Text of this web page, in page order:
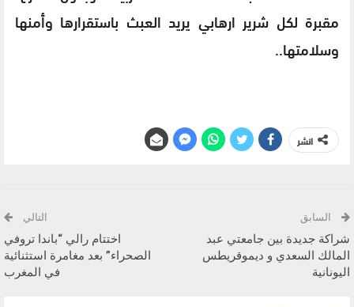
مقبرة لكل شرير ارهابي يريد العبث باستقرارها وأمنها
وسلامتها..
انشر
السابق
شراكة جديدة بين جامعتي عبد
المالك السعدي و ديموقريطس
اليونانية
التالي
اختتام رالي “باندا تروفي
الصحراء” بعد مغامرة استثنائية
في المغرب